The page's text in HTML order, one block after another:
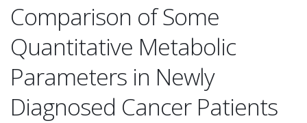
Comparison of Some
Quantitative Metabolic
Parameters in Newly
Diagnosed Cancer Patients